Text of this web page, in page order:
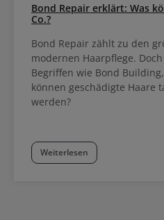
Bond Repair erklärt: Was
Co.?
Bond Repair zählt zu den
modernen Haarpflege.
Begriffen wie Bond
können geschädigte Haare
werden?
Weiterlesen